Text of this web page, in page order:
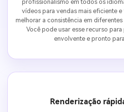
profissionalismo em todos os
vídeos para vendas mais eficiente
melhorar a consistência em
Você pode usar esse recurso
envolvente e pronto
Renderização